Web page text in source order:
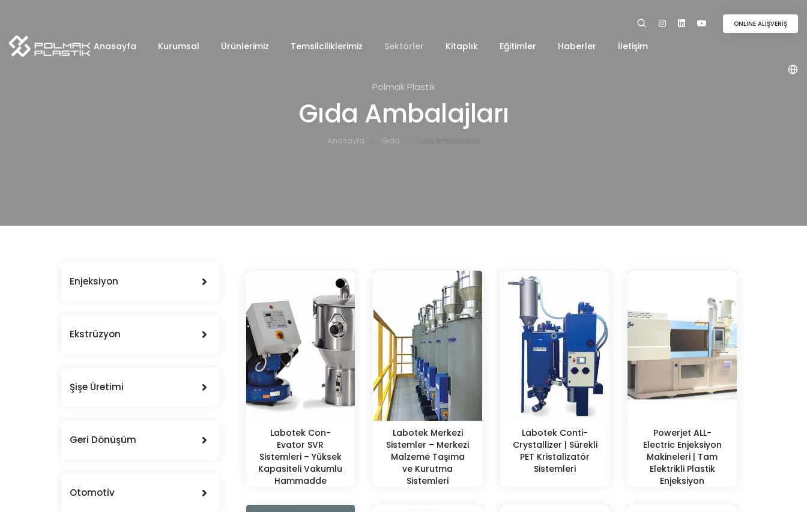
Anasayfa Kurumsal Ürünlerimiz Temsilciliklerimiz Sektörler Kitaplık Eğitimler Haberler İletişim
ONLINE ALIŞVERİŞ
Polmak Plastik
Gıda Ambalajları
Anasayfa Gıda
Enjeksiyon
Ekstrüzyon
Şişe Üretimi
Geri Dönüşüm
Otomotiv
Labotek Con-
Evator SVR
Sistemleri – Yüksek
Kapasiteli Vakumlu
Hammadde
ile Esnek ve
Labotek Merkezi
Sistemler – Merkezi
Malzeme Taşıma
ve Kurutma
Sistemleri
Labotek Conti-
Crystallizer | Sürekli
PET Kristalizatör
Sistemleri
Powerjet ALL-
Electric Enjeksiyon
Makineleri | Tam
Elektrikli Plastik
Enjeksiyon